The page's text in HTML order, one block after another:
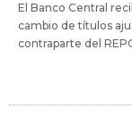
El Banco Central
cambio de títulos
contraparte del